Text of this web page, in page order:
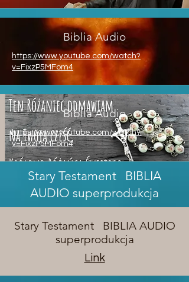
Biblia Audio
https://www.youtube.com/watch?
v=FixzP5MFom4
Biblia Audio
https://www.youtube.com/watch?
v=FixzP5MFom4
Stary Testament BIBLIA
AUDIO superprodukcja
Stary Testament BIBLIA AUDIO
superprodukcja
Link